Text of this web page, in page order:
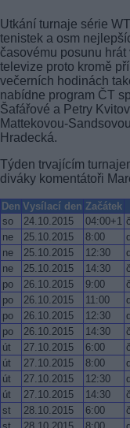
Utkání turnaje série
tenistek a osm
časovému posunu
televize proto kromě
večerních hodinách
nabídne program ČT
Šafářové a Petry
Mattekovou-
Hradecká.
Týden trvajícím
diváky komentátoři
Den Vysílací den Začátek
so
24.10.2015 04:00+1
ne
25.10.2015 8:00
ne
25.10.2015 12:30
ne
25.10.2015 14:30
po
26.10.2015 9:00
po
26.10.2015 11:00
po
26.10.2015 12:30
po
26.10.2015 14:30
út
27.10.2015 6:00
út
27.10.2015 8:00
út
27.10.2015 12:30
út
27.10.2015 14:30
st
28.10.2015 6:00